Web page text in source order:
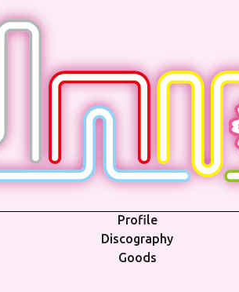
Profile
Discography
Goods